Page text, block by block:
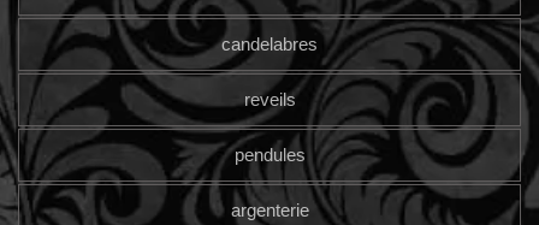
candelabres
reveils
pendules
argenterie